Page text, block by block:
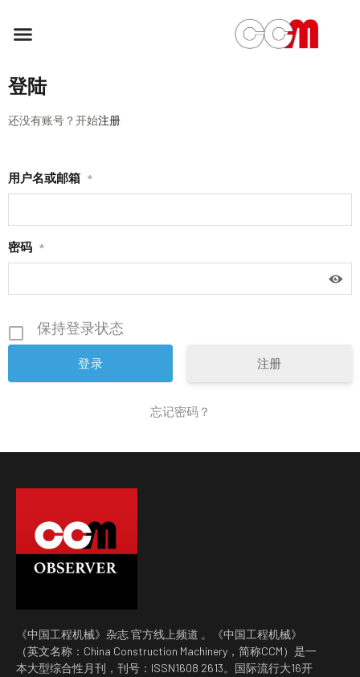
登陆
还没有账号？开始注册
用户名或邮箱 *
密码 *
保持登录状态
注册
忘记密码？
《中国工程机械》杂志 官方线上频道 。《中国工程机械》
（英文名称：China Construction Machinery，简称CCM）是一
本大型综合性月刊，刊号：ISSN1608 2613。国际流行大16开